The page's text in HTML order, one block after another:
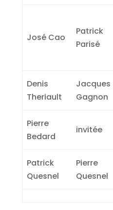
José Cao
Patrick
Parisé
Denis
Theriault
Jacques
Gagnon
Pierre
Bedard
invitée
Patrick
Quesnel
Pierre
Quesnel